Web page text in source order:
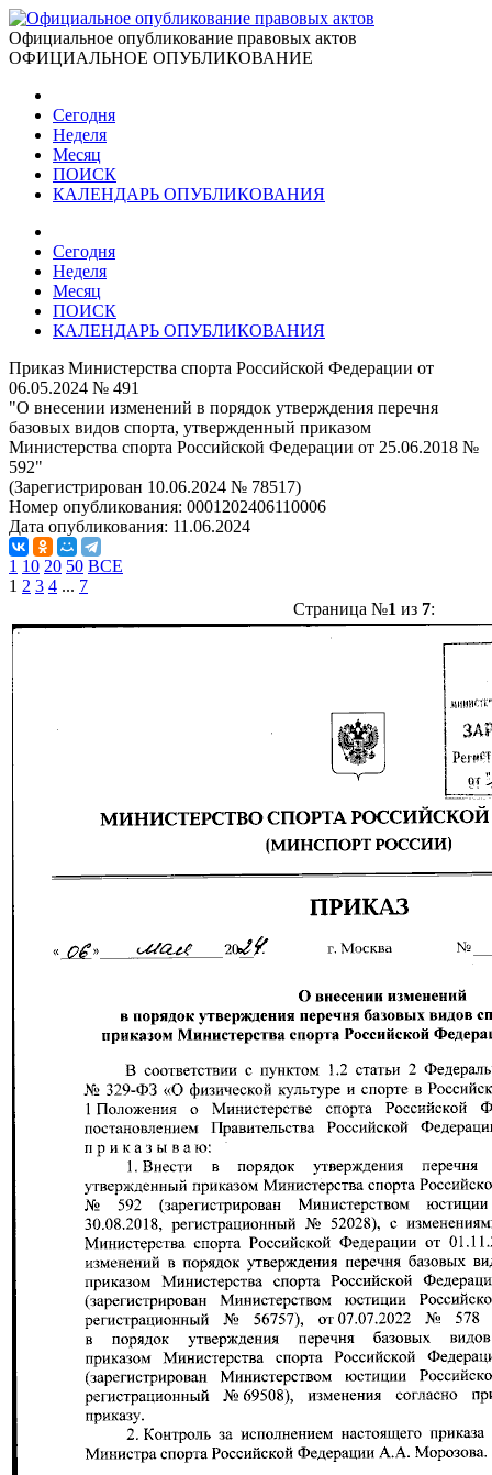
Официальное опубликование правовых актов
ОФИЦИАЛЬНОЕ ОПУБЛИКОВАНИЕ
Сегодня
Неделя
Месяц
ПОИСК
КАЛЕНДАРЬ ОПУБЛИКОВАНИЯ
Сегодня
Неделя
Месяц
ПОИСК
КАЛЕНДАРЬ ОПУБЛИКОВАНИЯ
Приказ Министерства спорта Российской Федерации от
06.05.2024 № 491
"О внесении изменений в порядок утверждения перечня
базовых видов спорта, утвержденный приказом
Министерства спорта Российской Федерации от 25.06.2018 №
592"
(Зарегистрирован 10.06.2024 № 78517)
Номер опубликования: 0001202406110006
Дата опубликования: 11.06.2024
1 10 20 50 ВСЕ
1 2 3 4 ... 7
Страница №1 из 7: